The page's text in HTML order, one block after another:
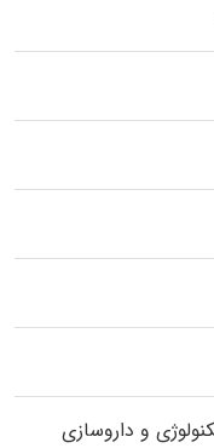
و داروسازی